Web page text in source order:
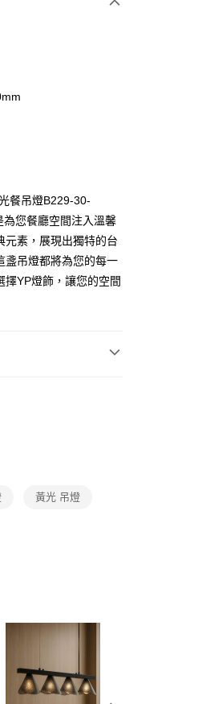
付方式。 讓您購物簡單
轉至「AFTEE先享後
完成結帳。
人之同意方可使用
失，本公司不負相關責
之用戶狀況，依本公司
餐吊燈B229-30-
您餐廳空間注入溫馨
元素，展現出獨特的台
盞吊燈都將為您的每一
YP燈飾，讓您的空間
黃光 吊燈